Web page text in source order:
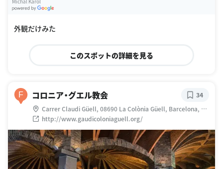
外観だけみた
このスポットの詳細を見る
F コロニア・グエル教会
Carrer Claudi Güell, 08690 La Colònia Güell, Barcelona, ス
ペイン
http://www.gaudicoloniaguell.org/
34